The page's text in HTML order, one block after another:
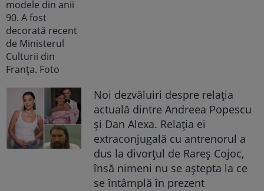
Noi dezvăluiri despre relația
actuală dintre Andreea Popescu
și Dan Alexa. Relația ei
extraconjugală cu antrenorul a
dus la divorțul de Rareș Cojoc,
însă nimeni nu se aștepta la ce
se întâmplă în prezent